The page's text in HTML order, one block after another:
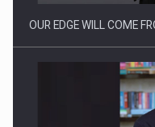
OUR EDGE WILL COME